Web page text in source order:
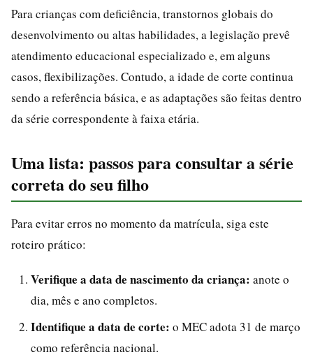
Para crianças com deficiência, transtornos globais do
desenvolvimento ou altas habilidades, a legislação prevê
atendimento educacional especializado e, em alguns
casos, flexibilizações. Contudo, a idade de corte continua
sendo a referência básica, e as adaptações são feitas dentro
da série correspondente à faixa etária.
Uma lista: passos para consultar a série
correta do seu filho
Para evitar erros no momento da matrícula, siga este
roteiro prático:
Verifique a data de nascimento da criança: anote o
dia, mês e ano completos.
Identifique a data de corte: o MEC adota 31 de março
como referência nacional.